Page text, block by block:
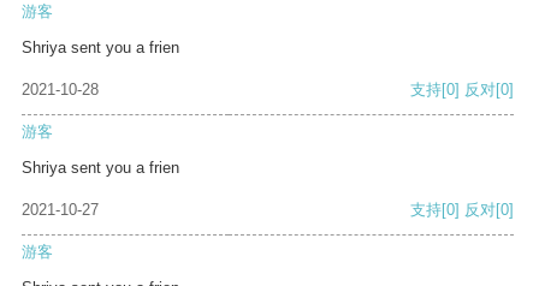
游客
Shriya sent you a frien
2021-10-28 支持[0] 反对[0]
游客
Shriya sent you a frien
2021-10-27 支持[0] 反对[0]
游客